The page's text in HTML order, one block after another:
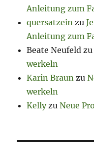
Anleitung zum
quersatzein zu
Anleitung zum
Beate Neufeld
werkeln
Karin Braun zu
werkeln
KellyzuNeue